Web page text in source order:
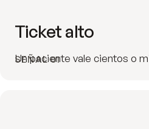
SEÑAL 01
Ticket alto
Un paciente vale cientos o